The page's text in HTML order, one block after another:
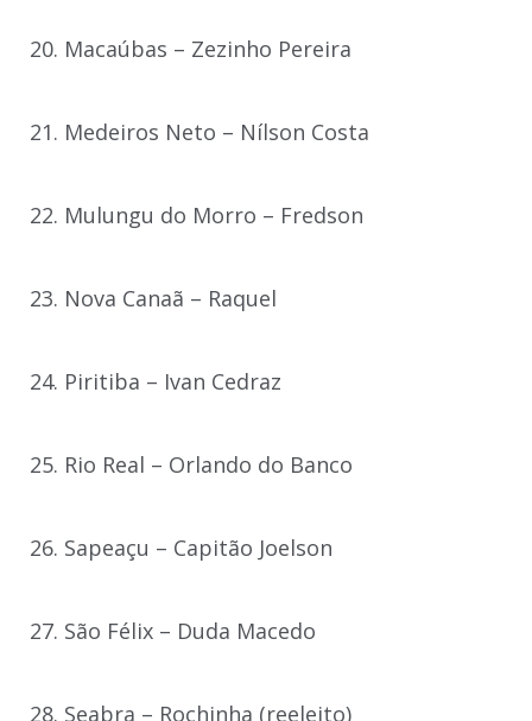
20. Macaúbas – Zezinho Pereira
21. Medeiros Neto – Nílson Costa
22. Mulungu do Morro – Fredson
23. Nova Canaã – Raquel
24. Piritiba – Ivan Cedraz
25. Rio Real – Orlando do Banco
26. Sapeaçu – Capitão Joelson
27. São Félix – Duda Macedo
28. Seabra – Rochinha (reeleito)